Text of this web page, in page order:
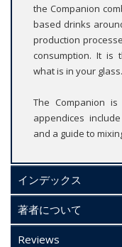
the Companion
based drinks
production
consumption. It is
what is in your glass.
The Companion
appendices
and a guide to
インデックス
著者について
Reviews